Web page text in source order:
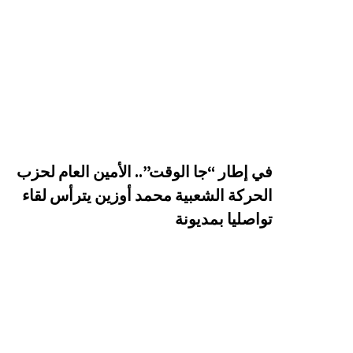
في إطار “جا الوقت”.. الأمين العام لحزب
الحركة الشعبية محمد أوزين يترأس لقاء
تواصليا بمديونة